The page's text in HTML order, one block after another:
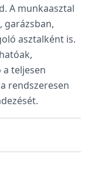
A munkaasztal
garázsban,
asztalként is.
teljesen
rendszeresen